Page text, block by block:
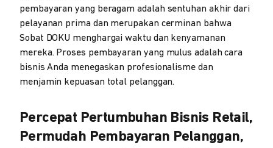
pembayaran yang beragam adalah sentuhan akhir dari
pelayanan prima dan merupakan cerminan bahwa
Sobat DOKU menghargai waktu dan kenyamanan
mereka. Proses pembayaran yang mulus adalah cara
bisnis Anda menegaskan profesionalisme dan
menjamin kepuasan total pelanggan.
Percepat Pertumbuhan Bisnis Retail,
Permudah Pembayaran Pelanggan,